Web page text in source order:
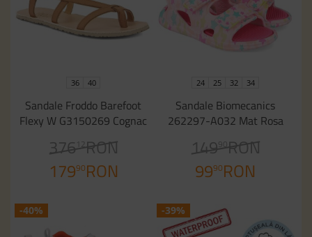
36 40
Sandale Froddo Barefoot
Flexy W G3150269 Cognac
376 12
RON
17990RON
24 25 32 34
Sandale Biomecanics
262297-A032 Mat Rosa
149 90RON
9990RON
-40% -39%